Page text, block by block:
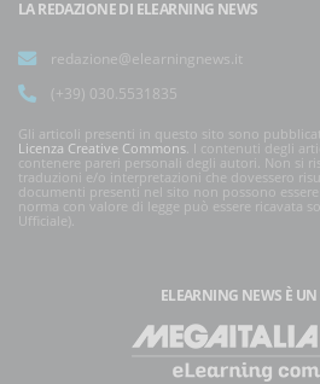
LA REDAZIONE DI ELEARNING NEWS
redazione@elearningnews.it
(+39) 030.5531835
Gli articoli presenti in questo sito sono
Licenza Creative Commons. I contenuti degli
contenere pareri personali degli autori. Non si
traduzioni e/o interpretazioni che dovessero
documenti presenti nel sito non possono
norma con valore di legge può essere ricavata
Ufficiale).
ELEARNING NEWS È